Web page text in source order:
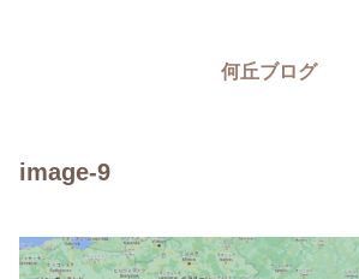
何丘ブログ
image-9